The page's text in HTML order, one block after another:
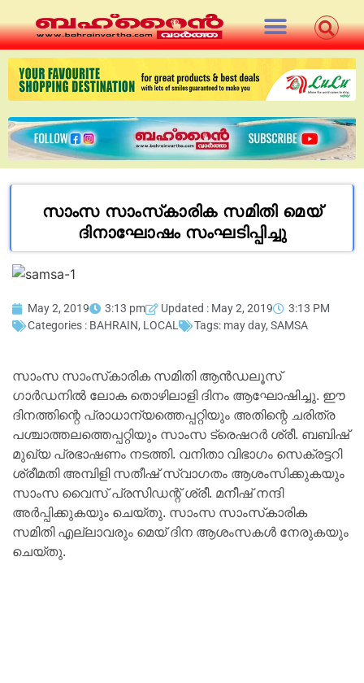
സാംസ സാംസ്‌കാരിക സമിതി മെയ്‌
ദിനാഘോഷം സംഘടിപ്പിച്ചു
May 2, 2019 3:13 pm Updated : May 2, 2019
3:13 PM
Categories : BAHRAIN, LOCAL Tags: may day, SAMSA
സാംസ സാംസ്‌കാരിക സമിതി ആൻഡലൂസ്
ഗാർഡനിൽ ലോക തൊഴിലാളി ദിനം ആഘോഷിച്ചു. ഈ
ദിനത്തിന്റെ പ്രാധാന്യത്തെപ്പറ്റിയും അതിന്റെ ചരിത്ര
പശ്ചാത്തലത്തെപ്പറ്റിയും സാംസ ട്രെഷറർ ശ്രീ. ബബിഷ്
മുഖ്യ പ്രഭാഷണം നടത്തി. വനിതാ വിഭാഗം സെക്രട്ടറി
ശ്രീമതി അമ്പിളി സതീഷ് സ്വാഗതം ആശംസിക്കുകയും
സാംസ വൈസ് പ്രസിഡന്റ് ശ്രീ. മനീഷ് നന്ദി
അർപ്പിക്കുകയും ചെയ്തു. സാംസ സാംസ്‌കാരിക
സമിതി എല്ലാവരും മെയ്‌ ദിന ആശംസകൾ നേരുകയും
ചെയ്തു.